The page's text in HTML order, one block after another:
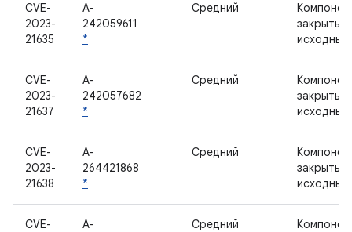
CVE-
2023-
21635
A-
242059611
*
Средний
закрытым
CVE-
2023-
21637
A-
242057682
*
Средний
закрытым
CVE-
2023-
21638
A-
264421868
*
Средний
закрытым
CVE-
A-
Средний